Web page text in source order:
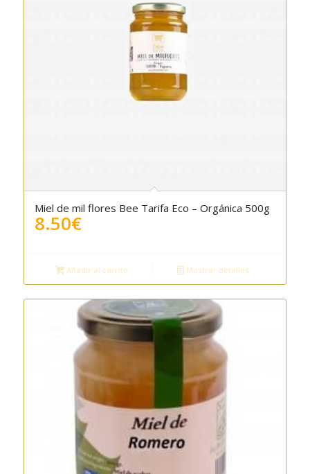
Miel de mil flores Bee Tarifa Eco – Orgánica 500g
8.50€
Añadir al carrito Mostrar detalles